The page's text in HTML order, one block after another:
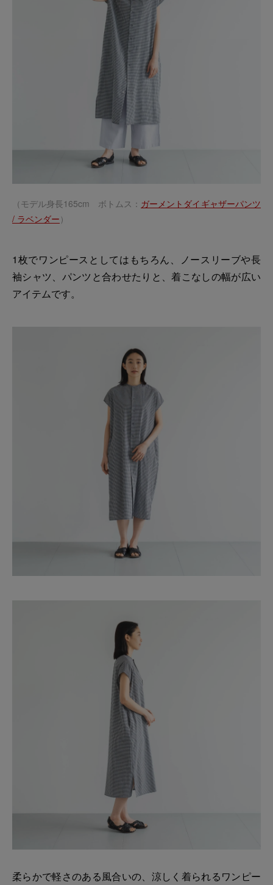
（モデル身長165cm ボトムス： ガーメントダイギャザーパンツ
/ ラベンダー ）
1枚でワンピースとしてはもちろん、ノースリーブや長
袖シャツ、パンツと合わせたりと、着こなしの幅が広い
アイテムです。
柔らかで軽さのある風合いの、涼しく着られるワンピー